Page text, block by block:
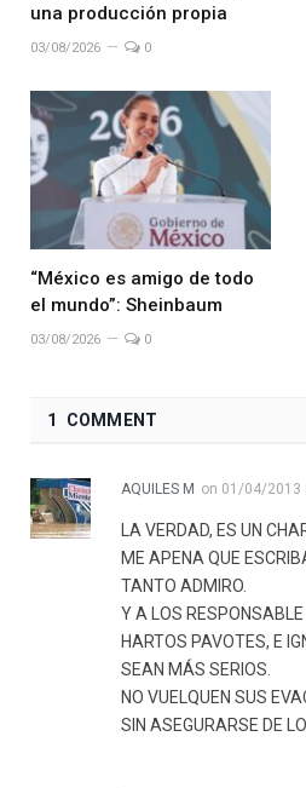
una producción propia
03/08/2026 0
“México es amigo de todo
el mundo”: Sheinbaum
03/08/2026 0
1 COMMENT
AQUILES M on 01/04/2013
LA VERDAD, ES UN
ME APENA QUE
TANTO ADMIRO.
Y A LOS RESPONSABLE
HARTOS PAVOTES, E
SEAN MÁS SERIOS.
NO VUELQUEN SUS
SIN ASEGURARSE DE